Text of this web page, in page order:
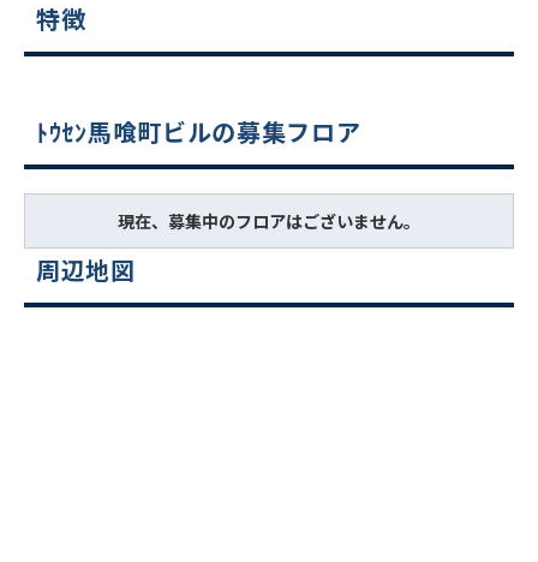
特徴
ﾄｳｾﾝ馬喰町ビルの募集フロア
現在、募集中のフロアはございません。
周辺地図